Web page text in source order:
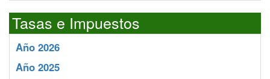
Tasas e Impuestos
Año 2026
Año 2025